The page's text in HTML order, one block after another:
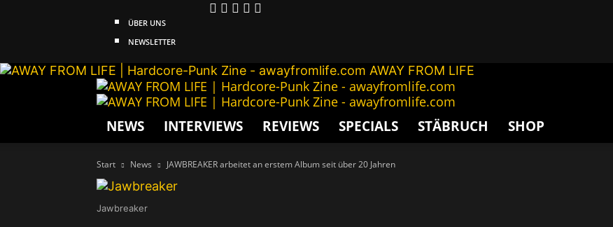
ÜBER UNS
NEWSLETTER
AWAY FROM LIFE
NEWS INTERVIEWS REVIEWS SPECIALS STÄBRUCH SHOP
Start News JAWBREAKER arbeitet an erstem Album seit über 20 Jahren
Jawbreaker